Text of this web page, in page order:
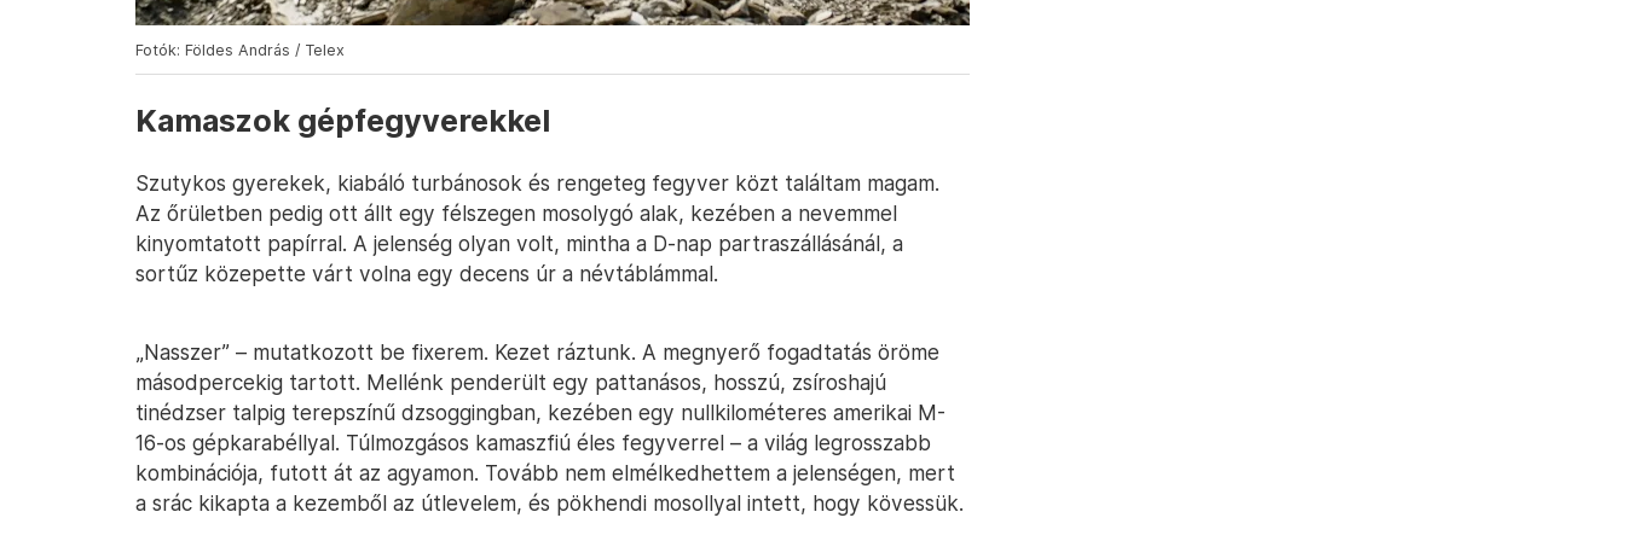
Fotók: Földes András / Telex
Kamaszok gépfegyverekkel
Szutykos gyerekek, kiabáló turbánosok és rengeteg fegyver közt találtam magam.
Az őrületben pedig ott állt egy félszegen mosolygó alak, kezében a nevemmel
kinyomtatott papírral. A jelenség olyan volt, mintha a D-nap partraszállásánál, a
sortűz közepette várt volna egy decens úr a névtáblámmal.
„Nasszer” – mutatkozott be fixerem. Kezet ráztunk. A megnyerő fogadtatás öröme
másodpercekig tartott. Mellénk penderült egy pattanásos, hosszú, zsíroshajú
tinédzser talpig terepszínű dzsoggingban, kezében egy nullkilométeres amerikai M-
16-os gépkarabéllyal. Túlmozgásos kamaszfiú éles fegyverrel – a világ legrosszabb
kombinációja, futott át az agyamon. Tovább nem elmélkedhettem a jelenségen, mert
a srác kikapta a kezemből az útlevelem, és pökhendi mosollyal intett, hogy kövessük.